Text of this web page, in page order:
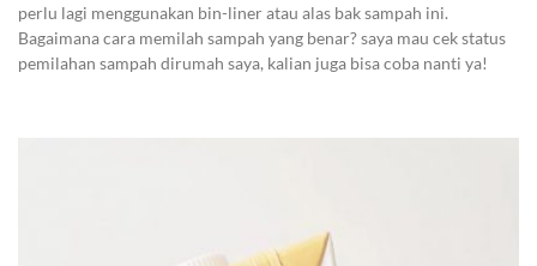
perlu lagi menggunakan bin-liner atau alas bak sampah ini.
Bagaimana cara memilah sampah yang benar? saya mau cek status
pemilahan sampah dirumah saya, kalian juga bisa coba nanti ya!